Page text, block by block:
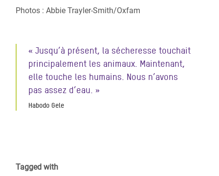
Photos : Abbie Trayler-Smith/Oxfam
« Jusqu’à présent, la sécheresse touchait
principalement les animaux. Maintenant,
elle touche les humains. Nous n’avons
pas assez d’eau. »
Habodo Gele
Tagged with